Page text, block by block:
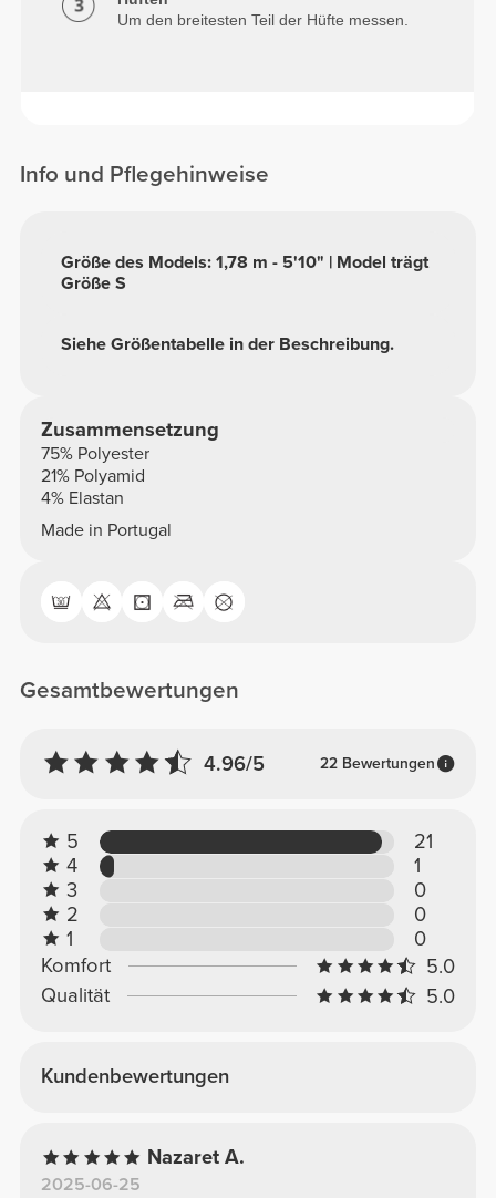
Um den breitesten Teil der Hüfte messen.
Info und Pflegehinweise
Siehe Größentabelle in der Beschreibung.
Größe des Models: 1,78 m - 5'10" | Model trägt
Größe S
Zusammensetzung
75% Polyester
21% Polyamid
4% Elastan
Made in Portugal
Gesamtbewertungen
4.96/5 22 Bewertungen
5
21
4
1
3
0
2
0
1
0
Komfort
5.0
Qualität
5.0
Kundenbewertungen
Nazaret A.
2025-06-25